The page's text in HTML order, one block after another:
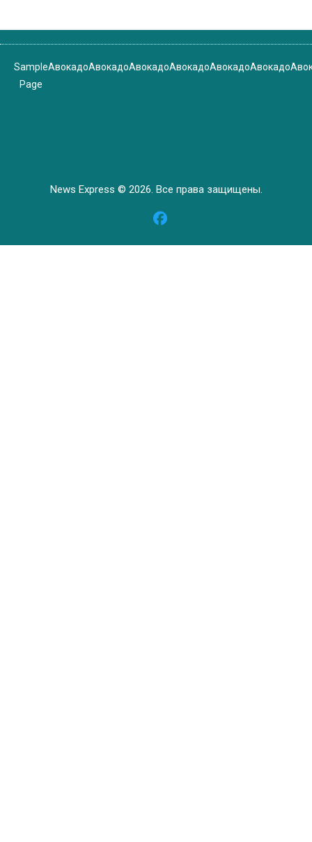
Sample
Page
АвокадоАвокадоАвокадоАвокадоАвокадоАвокадо
News Express © 2026. Все права защищены.